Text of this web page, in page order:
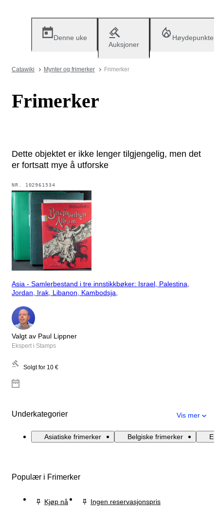
Denne uke
Auksjoner
Høydepunkter
Catawiki Mynter og frimerker Frimerker
Frimerker
Dette objektet er ikke lenger tilgjengelig, men det
er fortsatt mye å utforske
NR. 102961534
Asia - Samlerbestand i tre innstikkbøker: Israel, Palestina,
Jordan, Irak, Libanon, Kambodsja,
Valgt av Paul Lippner
Ekspert i Stamps
Solgt for 10 €
Underkategorier Vis mer
Asiatiske frimerker Belgiske frimerker
Populær i Frimerker
Kjøp nå
Ingen reservasjonspris